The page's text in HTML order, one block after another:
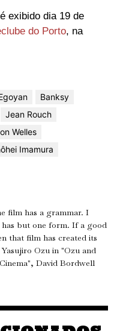
exibido dia 19 de
do Porto, na
Banksy
Jean Rouch
Welles
Imamura
film has a grammar. I
but one form. If a good
that film has created its
Ozu in "Ozu and
David Bordwell